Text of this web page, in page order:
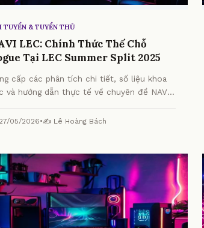
TUYỂN & TUYỂN THỦ
LEC: Chính Thức Thế Chỗ
Tại LEC Summer Split 2025
cấp các phân tích chi tiết, số liệu khoa
và hướng dẫn thực tế về chuyên đề NAVI
Split 2025 từ chuyên gia.
05/2026•✍️ Lê Hoàng Bách